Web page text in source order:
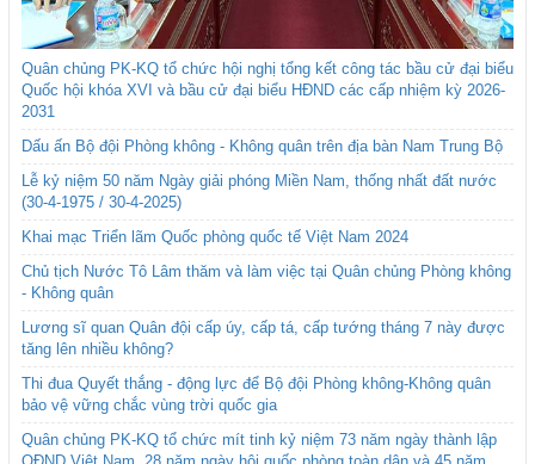
Quân chủng PK-KQ tổ chức hội nghị tổng kết công tác bầu cử đại biểu
Quốc hội khóa XVI và bầu cử đại biểu HĐND các cấp nhiệm kỳ 2026-
2031
Dấu ấn Bộ đội Phòng không - Không quân trên địa bàn Nam Trung Bộ
Lễ kỷ niệm 50 năm Ngày giải phóng Miền Nam, thống nhất đất nước
(30-4-1975 / 30-4-2025)
Khai mạc Triển lãm Quốc phòng quốc tế Việt Nam 2024
Chủ tịch Nước Tô Lâm thăm và làm việc tại Quân chủng Phòng không
- Không quân
Lương sĩ quan Quân đội cấp úy, cấp tá, cấp tướng tháng 7 này được
tăng lên nhiều không?
Thi đua Quyết thắng - động lực để Bộ đội Phòng không-Không quân
bảo vệ vững chắc vùng trời quốc gia
Quân chủng PK-KQ tổ chức mít tinh kỷ niệm 73 năm ngày thành lập